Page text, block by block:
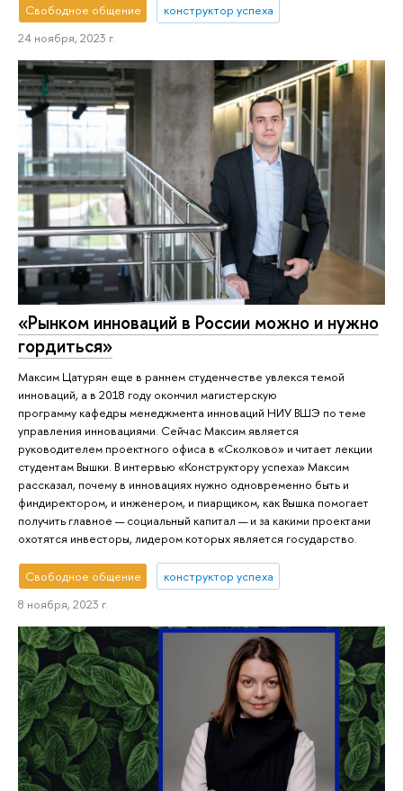
Свободное общение
конструктор успеха
24 ноября, 2023 г.
«Рынком инноваций в России можно и нужно
гордиться»
Максим Цатурян еще в раннем студенчестве увлекся темой
инноваций, а в 2018 году окончил магистерскую
программу кафедры менеджмента инноваций НИУ ВШЭ по теме
управления инновациями. Сейчас Максим является
руководителем проектного офиса в «Сколково» и читает лекции
студентам Вышки. В интервью «Конструктору успеха» Максим
рассказал, почему в инновациях нужно одновременно быть и
финдиректором, и инженером, и пиарщиком, как Вышка помогает
получить главное — социальный капитал — и за какими проектами
охотятся инвесторы, лидером которых является государство.
Свободное общение
конструктор успеха
8 ноября, 2023 г.